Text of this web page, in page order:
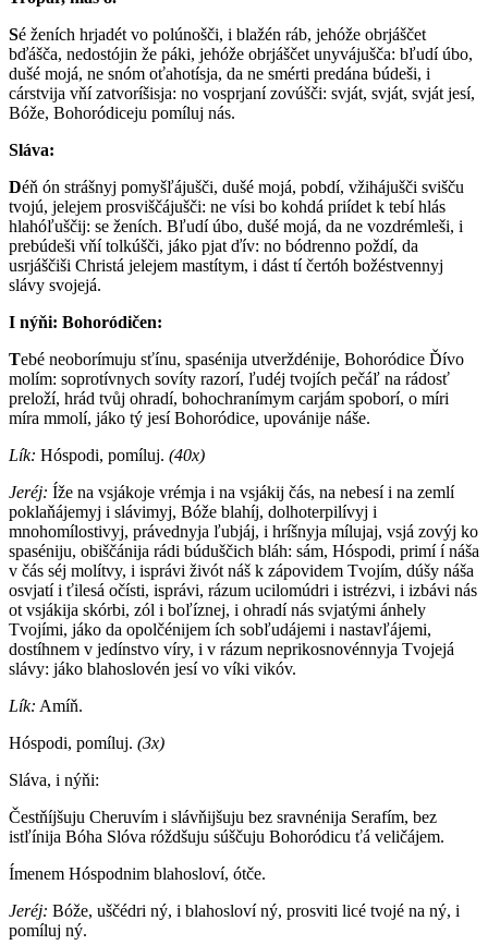
Sé ženích hrjadét vo polúnošči, i blažén ráb, jehóže obrjáščet
bďášča, nedostójin že páki, jehóže obrjáščet unyvájušča: bľudí úbo,
dušé mojá, ne snóm oťahotísja, da ne smérti predána búdeši, i
cárstvija vňí zatvoríšisja: no vosprjaní zovúšči: svját, svját, svját jesí,
Bóže, Bohoródiceju pomíluj nás.
Sláva:
Déň ón strášnyj pomyšľájušči, dušé mojá, pobdí, vžihájušči svišču
tvojú, jelejem prosviščájušči: ne vísi bo kohdá priídet k tebí hlás
hlahóľuščij: se ženích. Bľudí úbo, dušé mojá, da ne vozdrémleši, i
prebúdeši vňí tolkúšči, jáko pjat ďív: no bódrenno poždí, da
usrjáščiši Christá jelejem mastítym, i dást tí čertóh božéstvennyj
slávy svojejá.
I nýňi: Bohoródičen:
Tebé neoborímuju sťínu, spasénija utverždénije, Bohoródice Ďívo
molím: soprotívnych sovíty razorí, ľudéj tvojích pečáľ na rádosť
preloží, hrád tvůj ohradí, bohochranímym carjám spoborí, o míri
míra mmolí, jáko tý jesí Bohoródice, upovánije náše.
Lík: Hóspodi, pomíluj. (40x)
Jeréj: Íže na vsjákoje vrémja i na vsjákij čás, na nebesí i na zemlí
poklaňájemyj i slávimyj, Bóže blahíj, dolhoterpilívyj i
mnohomílostivyj, právednyja ľubjáj, i hríšnyja mílujaj, vsjá zovýj ko
spaséniju, obiščánija rádi búduščich bláh: sám, Hóspodi, primí í náša
v čás séj molítvy, i isprávi živót náš k zápovidem Tvojím, dúšy náša
osvjatí i ťilesá očísti, isprávi, rázum ucilomúdri i istrézvi, i izbávi nás
ot vsjákija skórbi, zól i boľíznej, i ohradí nás svjatými ánhely
Tvojími, jáko da opolčénijem ích sobľudájemi i nastavľájemi,
dostíhnem v jedínstvo víry, i v rázum neprikosnovénnyja Tvojejá
slávy: jáko blahoslovén jesí vo víki vikóv.
Lík: Amíň.
Hóspodi, pomíluj. (3x)
Sláva, i nýňi:
Čestňíjšuju Cheruvím i slávňijšuju bez sravnénija Serafím, bez
istľínija Bóha Slóva róždšuju súščuju Bohoródicu ťá veličájem.
Ímenem Hóspodnim blahosloví, ótče.
Jeréj: Bóže, uščédri ný, i blahosloví ný, prosviti licé tvojé na ný, i
pomíluj ný.